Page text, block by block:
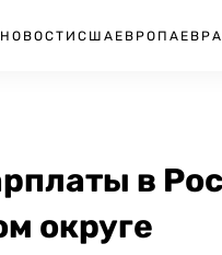
НОВОСТИ США ЕВРОПА
в
округе